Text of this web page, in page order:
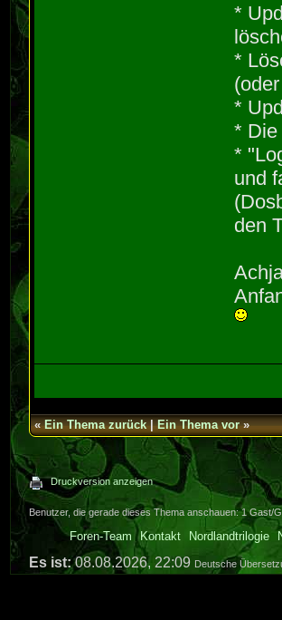
*
*
*
* Die
*
und
den
«Ein Thema zurück|Ein Thema vor»
Druckversion anzeigen
Benutzer, die gerade dieses Thema anschauen: 1 Gast/
Foren-Team Kontakt Nordlandtrilogie
Es ist:08.08.2026, 22:09 Deutsche